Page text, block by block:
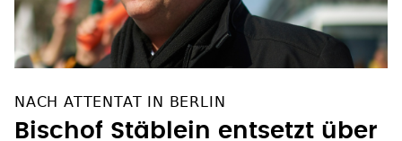
NACH ATTENTAT IN BERLIN
Bischof Stäblein entsetzt über